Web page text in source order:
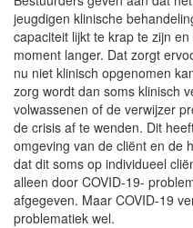
jeugdigen klinische
capaciteit lijkt te krap te zijn
moment langer. Dat zorgt
nu niet klinisch opgenomen
zorg wordt dan soms klinisch
volwassenen of de verwijzer
de crisis af te wenden. Dit
omgeving van de cliënt en de
dat dit soms op individueel
alleen door COVID-19-
afgegeven. Maar COVID-19
problematiek wel.